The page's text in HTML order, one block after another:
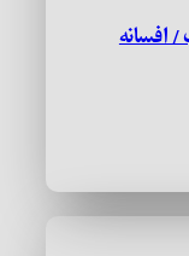
افسانه